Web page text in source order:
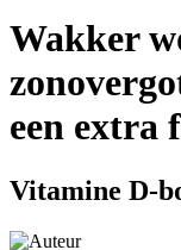
Wakker
een extra
Vitamine D-